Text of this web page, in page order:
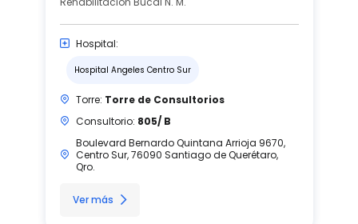
Hospital:
Hospital Angeles Centro Sur
Torre: Torre de Consultorios
Consultorio: 805/ B
Boulevard Bernardo Quintana Arrioja 9670,
Centro Sur, 76090 Santiago de Querétaro,
Qro.
Ver más